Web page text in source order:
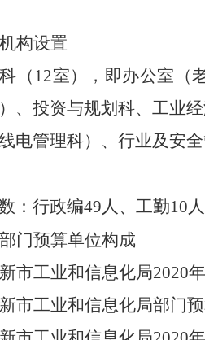
构设置
（12室），即办公室（
、投资与规划科、工业
电管理科）、行业及安
：行政编49人、工勤10
部门预算单位构成
市工业和信息化局2020
市工业和信息化局部门预